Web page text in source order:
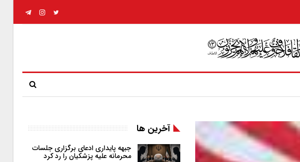
آخرین ها
جبهه پایداری ادعای برگزاری جلسات
محرمانه علیه پزشکیان را رد کرد